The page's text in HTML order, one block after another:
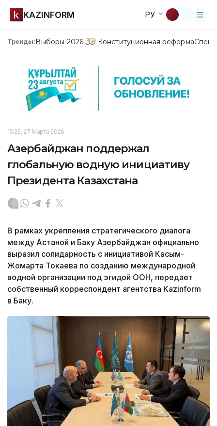
KAZINFORM РУ
Тренды:Выборы-2026 Конституционная реформа
15:25, 27 Марта 2026
Азербайджан поддержал
глобальную водную инициативу
Президента Казахстана
В рамках укрепления стратегического диалога
между Астаной и Баку Азербайджан официально
выразил солидарность с инициативой Касым-
Жомарта Токаева по созданию международной
водной организации под эгидой ООН, передает
собственный корреспондент агентства Kazinform
в Баку.